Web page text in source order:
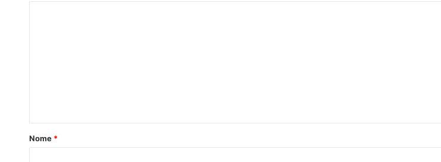
rNome *